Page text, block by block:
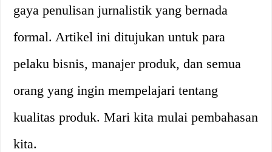
gaya penulisan jurnalistik yang bernada
formal. Artikel ini ditujukan untuk para
pelaku bisnis, manajer produk, dan semua
orang yang ingin mempelajari tentang
kualitas produk. Mari kita mulai pembahasan
kita.